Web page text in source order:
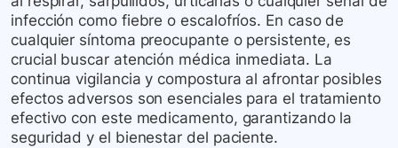
infección como fiebre o escalofríos. En caso de
cualquier síntoma preocupante o persistente, es
crucial buscar atención médica inmediata. La
continua vigilancia y compostura al afrontar posibles
efectos adversos son esenciales para el tratamiento
efectivo con este medicamento, garantizando la
seguridad y el bienestar del paciente.